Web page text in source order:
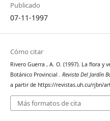
Publicado
07-11-1997
Cómo citar
Rivero Guerra , A. O. (1997). La flora y
Botánico Provincial . Revista Del Jardín
a partir de https://revistas.uh.cu/rjbn/
Más formatos de cita